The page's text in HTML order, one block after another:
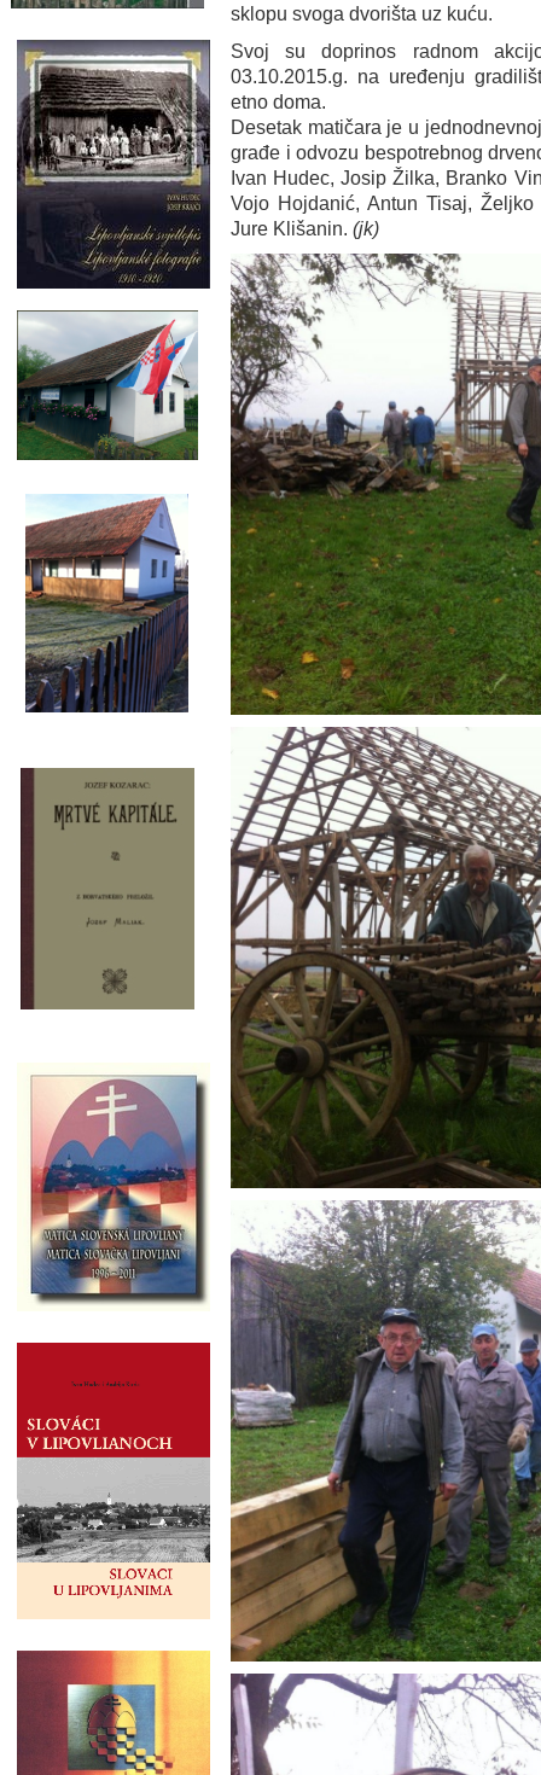
sklopu svoga dvorišta uz kuću.
Svoj su doprinos radnom
03.10.2015.g. na uređenju
etno doma.
Desetak matičara je u
građe i odvozu bespotrebnog
Ivan Hudec, Josip Žilka, Branko
Vojo Hojdanić, Antun Tisaj,
Jure Klišanin. (jk)